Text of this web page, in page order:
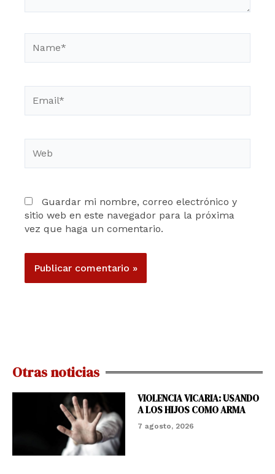
Guardar mi nombre, correo electrónico y
sitio web en este navegador para la próxima
vez que haga un comentario.
Otras noticias
VIOLENCIA VICARIA: USANDO
A LOS HIJOS COMO ARMA
7 agosto, 2026